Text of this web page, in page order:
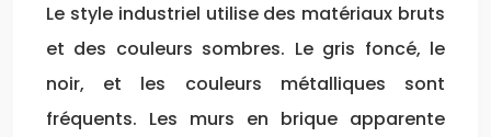
Le style industriel utilise des matériaux bruts
et des couleurs sombres. Le gris foncé, le
noir, et les couleurs métalliques sont
fréquents. Les murs en brique apparente